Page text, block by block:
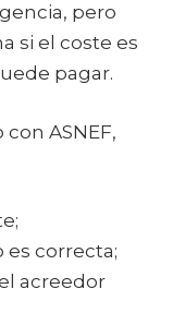
pero
si el coste es
pagar.
ASNEF,
es correcta;
acreedor